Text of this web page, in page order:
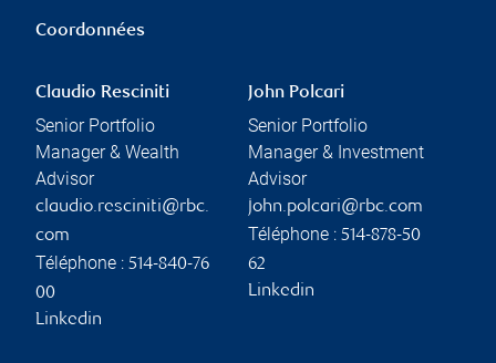
Coordonnées
Claudio Resciniti
Senior Portfolio
Manager & Wealth
Advisor
claudio.resciniti@rbc.
com
Téléphone : 514-840-76
00
Linkedin
John Polcari
Senior Portfolio
Manager & Investment
Advisor
john.polcari@rbc.com
Téléphone : 514-878-50
62
Linkedin